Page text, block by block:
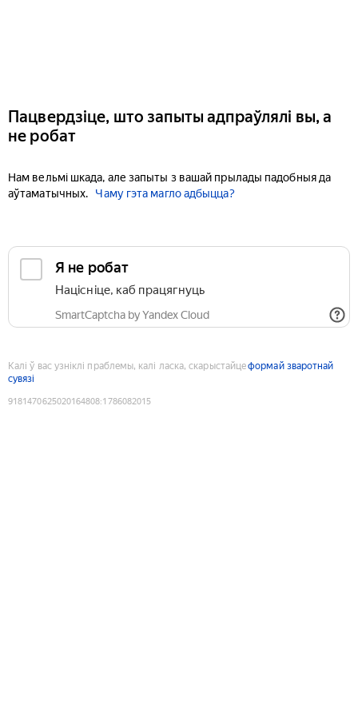
Пацвердзіце, што запыты адпраўлялі вы, а
не робат
Нам вельмі шкада, але запыты з вашай прылады падобныя да
аўтаматычных.
Чаму гэта магло адбыцца?
Я не робат
Націсніце, каб працягнуць
SmartCaptcha by Yandex Cloud
Калі ў вас узніклі праблемы, калі ласка, скарыстайцеформай зваротнай
сувязі
9181470625020164808:1786082015